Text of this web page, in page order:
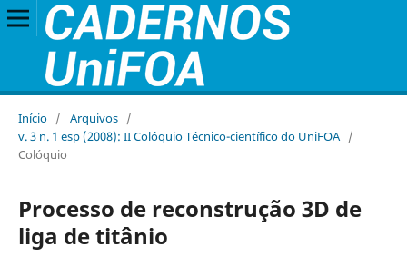
Início / Arquivos /
v. 3 n. 1 esp (2008): II Colóquio Técnico-científico do UniFOA /
Colóquio
Processo de reconstrução 3D de
liga de titânio